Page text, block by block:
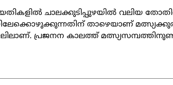
ചാലക്കുടിപ്പുഴയില്‍ വലിയ
താഴെയാണ്
പ്രജനന കാലത്ത്